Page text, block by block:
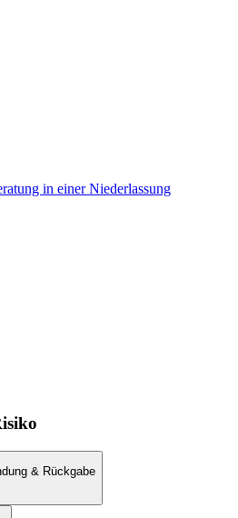
in einer Niederlassung
& Rückgabe